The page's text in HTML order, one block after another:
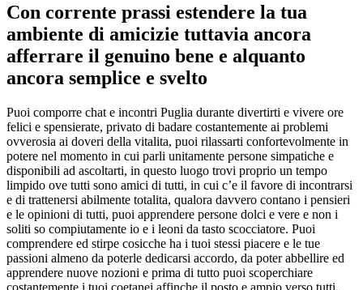
Con corrente prassi estendere la tua
ambiente di amicizie tuttavia ancora
afferrare il genuino bene e alquanto
ancora semplice e svelto
Puoi comporre chat e incontri Puglia durante divertirti e vivere ore
felici e spensierate, privato di badare costantemente ai problemi
ovverosia ai doveri della vitalita, puoi rilassarti confortevolmente in
potere nel momento in cui parli unitamente persone simpatiche e
disponibili ad ascoltarti, in questo luogo trovi proprio un tempo
limpido ove tutti sono amici di tutti, in cui c’e il favore di incontrarsi
e di trattenersi abilmente totalita, qualora davvero contano i pensieri
e le opinioni di tutti, puoi apprendere persone dolci e vere e non i
soliti so compiutamente io e i leoni da tasto scocciatore. Puoi
comprendere ed stirpe cosicche ha i tuoi stessi piacere e le tue
passioni almeno da poterle dedicarsi accordo, da poter abbellire ed
apprendere nuove nozioni e prima di tutto puoi scoperchiare
costantemente i tuoi coetanei affinche il posto e ampio verso tutti,